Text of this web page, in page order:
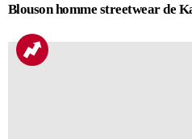
Blouson homme streetwear de